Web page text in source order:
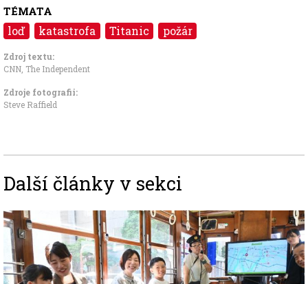
TÉMATA
loď katastrofa Titanic požár
Zdroj textu:
CNN, The Independent
Zdroje fotografii:
Steve Raffield
Další články v sekci
Image